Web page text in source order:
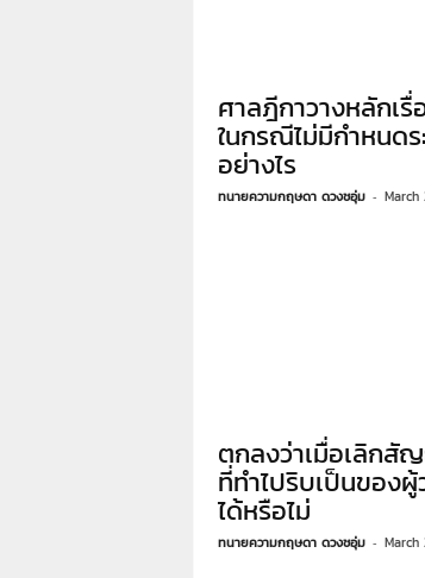
ศาลฎีกาวางหลักเ
ในกรณีไม่มีกำหนดร
อย่างไร
ทนายความกฤษดา ดวงชอุ่ม - March
ตกลงว่าเมื่อเลิกสั
ที่ทำไปริบเป็นของ
ได้หรือไม่
ทนายความกฤษดา ดวงชอุ่ม - March